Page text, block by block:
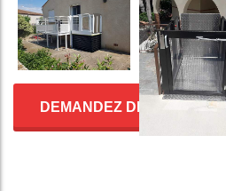
DEMANDEZ DES DEVIS